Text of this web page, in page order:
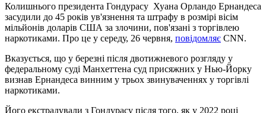
Колишнього президента Гондурасу Хуана Орландо Ернандеса
засудили до 45 років ув'язнення та штрафу в розмірі вісім
мільйонів доларів США за злочини, пов'язані з торгівлею
наркотиками. Про це у середу, 26 червня, повідомляє CNN.
Вказується, що у березні після двотижневого розгляду у
федеральному суді Манхеттена суд присяжних у Нью-Йорку
визнав Ернандеса винним у трьох звинуваченнях у торгівлі
наркотиками.
Його екстрадували з Гондурасу після того, як у 2022 році